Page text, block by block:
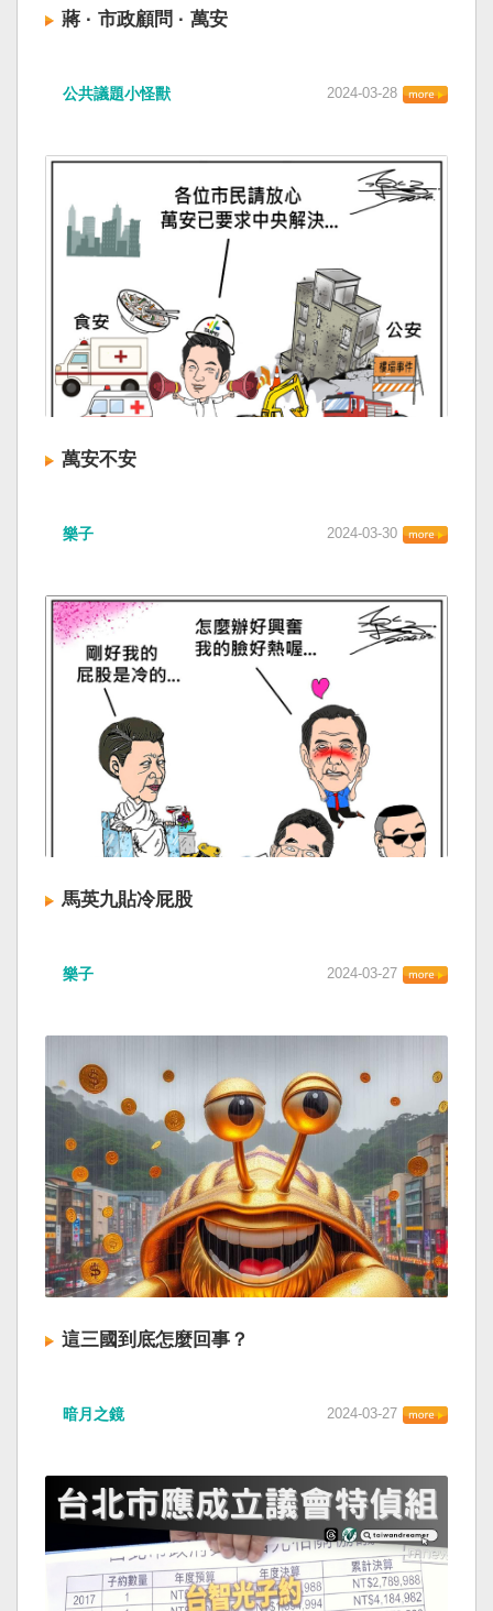
蔣 · 市政顧問 · 萬安
公共議題小怪獸 2024-03-28
萬安不安
樂子 2024-03-30
馬英九貼冷屁股
樂子 2024-03-27
這三國到底怎麼回事？
暗月之鏡 2024-03-27